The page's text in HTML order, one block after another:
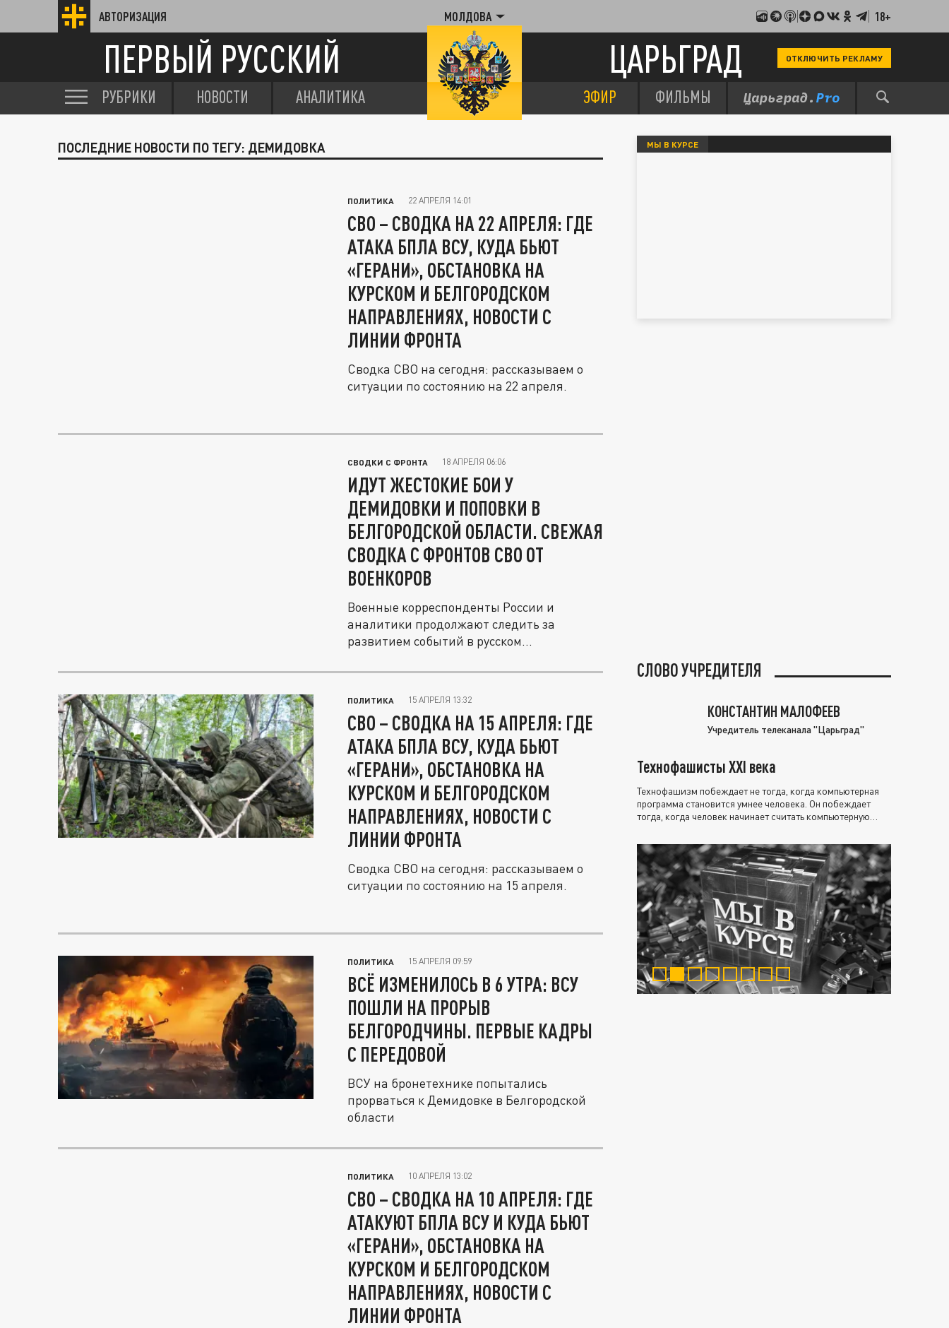
АВТОРИЗАЦИЯ МОЛДОВА 18+
ПЕРВЫЙ РУССКИЙ ЦАРЬГРАД ОТКЛЮЧИТЬ РЕКЛАМУ
РУБРИКИ НОВОСТИ АНАЛИТИКА ЭФИР ФИЛЬМЫ
ПОСЛЕДНИЕ НОВОСТИ ПО ТЕГУ: ДЕМИДОВКА
ПОЛИТИКА 22 АПРЕЛЯ 14:01
СВО – СВОДКА НА 22 АПРЕЛЯ: ГДЕ
АТАКА БПЛА ВСУ, КУДА БЬЮТ
«ГЕРАНИ», ОБСТАНОВКА НА
КУРСКОМ И БЕЛГОРОДСКОМ
НАПРАВЛЕНИЯХ, НОВОСТИ С
ЛИНИИ ФРОНТА
Сводка СВО на сегодня: рассказываем о
ситуации по состоянию на 22 апреля.
СВОДКИ С ФРОНТА 18 АПРЕЛЯ 06:06
ИДУТ ЖЕСТОКИЕ БОИ У
ДЕМИДОВКИ И ПОПОВКИ В
БЕЛГОРОДСКОЙ ОБЛАСТИ. СВЕЖАЯ
СВОДКА С ФРОНТОВ СВО ОТ
ВОЕНКОРОВ
Военные корреспонденты России и
аналитики продолжают следить за
развитием событий в русском
ПОЛИТИКА 15 АПРЕЛЯ 13:32
СВО – СВОДКА НА 15 АПРЕЛЯ: ГДЕ
АТАКА БПЛА ВСУ, КУДА БЬЮТ
«ГЕРАНИ», ОБСТАНОВКА НА
КУРСКОМ И БЕЛГОРОДСКОМ
НАПРАВЛЕНИЯХ, НОВОСТИ С
ЛИНИИ ФРОНТА
Сводка СВО на сегодня: рассказываем о
ситуации по состоянию на 15 апреля.
ПОЛИТИКА 15 АПРЕЛЯ 09:59
ВСЁ ИЗМЕНИЛОСЬ В 6 УТРА: ВСУ
ПОШЛИ НА ПРОРЫВ
БЕЛГОРОДЧИНЫ. ПЕРВЫЕ КАДРЫ
С ПЕРЕДОВОЙ
ВСУ на бронетехнике попытались
прорваться к Демидовке в Белгородской
области
ПОЛИТИКА 10 АПРЕЛЯ 13:02
СВО – СВОДКА НА 10 АПРЕЛЯ: ГДЕ
АТАКУЮТ БПЛА ВСУ И КУДА БЬЮТ
«ГЕРАНИ», ОБСТАНОВКА НА
КУРСКОМ И БЕЛГОРОДСКОМ
НАПРАВЛЕНИЯХ, НОВОСТИ С
ЛИНИИ ФРОНТА
МЫ В КУРСЕ
СЛОВО УЧРЕДИТЕЛЯ
КОНСТАНТИН МАЛОФЕЕВ
Учредитель телеканала "Царьград"
Технофашисты XXI века
Технофашизм побеждает не тогда, когда компьютерная
программа становится умнее человека. Он побеждает
тогда, когда человек начинает считать компьютерную